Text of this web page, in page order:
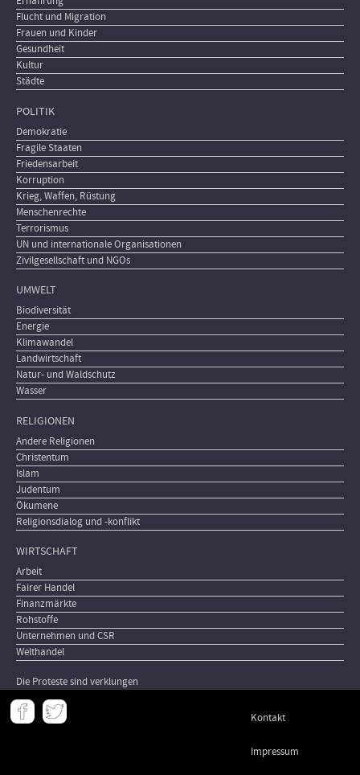
Flucht und Migration
Frauen und Kinder
Gesundheit
Kultur
Städte
POLITIK
Demokratie
Fragile Staaten
Friedensarbeit
Korruption
Krieg, Waffen, Rüstung
Menschenrechte
Terrorismus
UN und internationale Organisationen
Zivilgesellschaft und NGOs
UMWELT
Biodiversität
Energie
Klimawandel
Landwirtschaft
Natur- und Waldschutz
Wasser
RELIGIONEN
Andere Religionen
Christentum
Islam
Judentum
Ökumene
Religionsdialog und -konflikt
WIRTSCHAFT
Arbeit
Fairer Handel
Finanzmärkte
Rohstoffe
Unternehmen und CSR
Welthandel
Die Proteste sind verklungen
Meta
- Kontakt
Impressum